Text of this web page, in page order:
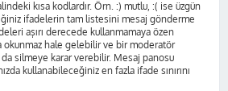
kısa kodlardır. Örn. :) mutlu, :( ise üzgün
ifadelerin tam listesini mesaj gönderme
aşırı derecede kullanmamaya özen
hale gelebilir ve bir moderatör
da silmeye karar verebilir. Mesaj panosu
kullanabileceğiniz en fazla ifade sınırını